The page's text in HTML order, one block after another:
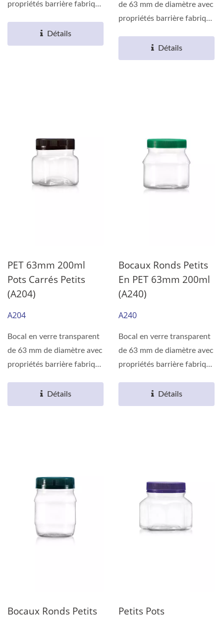
propriétés barrière fabriqué
Détails
de 63 mm de diamètre avec
propriétés barrière fabriqué
Détails
PET 63mm 200ml
Pots Carrés Petits
(A204)
A204
Bocal en verre transparent
de 63 mm de diamètre avec
propriétés barrière fabriqué
Détails
Bocaux Ronds Petits
En PET 63mm 200ml
(A240)
A240
Bocal en verre transparent
de 63 mm de diamètre avec
propriétés barrière fabriqué
Détails
Bocaux Ronds Petits
Petits Pots